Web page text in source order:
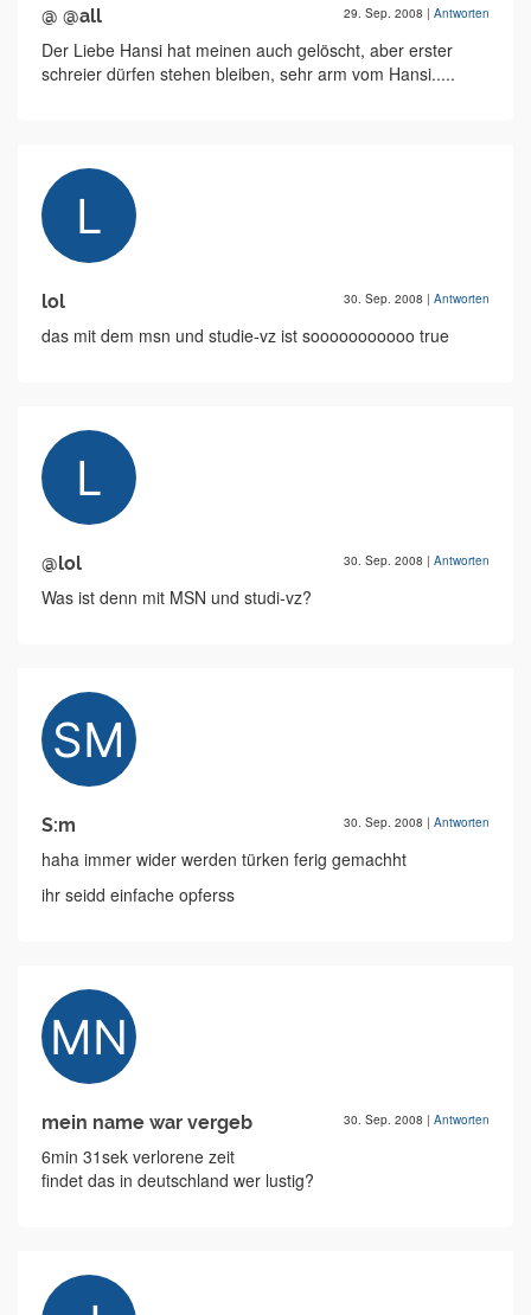
@ @all 29. Sep. 2008 | Antworten
Der Liebe Hansi hat meinen auch gelöscht, aber erster
schreier dürfen stehen bleiben, sehr arm vom Hansi.....
lol 30. Sep. 2008 | Antworten
das mit dem msn und studie-vz ist sooooooooooo true
@lol 30. Sep. 2008 | Antworten
Was ist denn mit MSN und studi-vz?
S:m 30. Sep. 2008 | Antworten
haha immer wider werden türken ferig gemachht
ihr seidd einfache opferss
mein name war vergeb 30. Sep. 2008 | Antworten
6min 31sek verlorene zeit
findet das in deutschland wer lustig?